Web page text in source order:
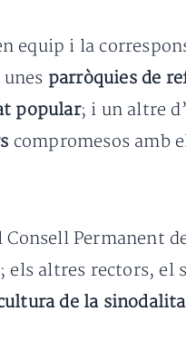
equip i la
parròquies de
popular; i un altre d’
compromesos amb
Permanent
els altres rectors, el
de la